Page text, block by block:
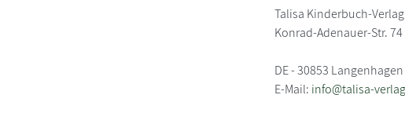
Talisa Kinderbuch-Verlag
Konrad-Adenauer-Str. 74
DE - 30853 Langenhagen
E-Mail: info@talisa-